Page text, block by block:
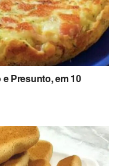
Presunto, em 10